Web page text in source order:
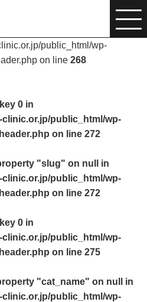
public_html/wp-
on line 268
0 in
public_html/wp-
on line 272
"slug" on null in
public_html/wp-
on line 272
0 in
public_html/wp-
on line 275
"cat_name" on null in
public_html/wp-